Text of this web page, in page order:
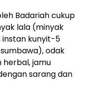
Badariah cukup
lala (minyak
instan kunyit-5
odak
herbal, jamu
sarang dan